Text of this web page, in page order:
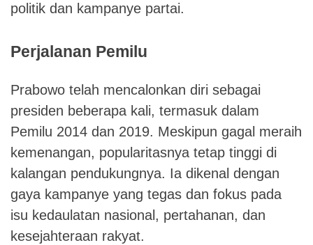
politik dan kampanye partai.
Perjalanan Pemilu
Prabowo telah mencalonkan diri sebagai
presiden beberapa kali, termasuk dalam
Pemilu 2014 dan 2019. Meskipun gagal meraih
kemenangan, popularitasnya tetap tinggi di
kalangan pendukungnya. Ia dikenal dengan
gaya kampanye yang tegas dan fokus pada
isu kedaulatan nasional, pertahanan, dan
kesejahteraan rakyat.